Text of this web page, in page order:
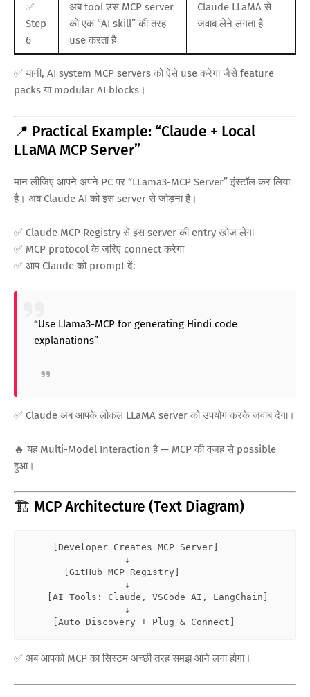
✅
Step
6
अब tool उस MCP server
को एक “AI skill” की तरह
use करता है
Claude LLaMA से
जवाब लेने लगता है
✅ यानी, AI system MCP servers को ऐसे use करेगा जैसे feature
packs या modular AI blocks।
📍 Practical Example: “Claude + Local
LLaMA MCP Server”
मान लीजिए आपने अपने PC पर “LLama3-MCP Server” इंस्टॉल कर लिया
है। अब Claude AI को इस server से जोड़ना है।
✅ Claude MCP Registry से इस server की entry खोज लेगा
✅ MCP protocol के जरिए connect करेगा
✅ आप Claude को prompt दें:
“Use Llama3-MCP for generating Hindi code
explanations”
✅ Claude अब आपके लोकल LLaMA server को उपयोग करके जवाब देगा।
🔥 यह Multi-Model Interaction है — MCP की वजह से possible
हुआ।
🏗️ MCP Architecture (Text Diagram)
Developer Creates MCP Server
GitHub MCP Registry
AI Tools: Claude, VSCode AI, LangChain
Auto Discovery + Plug & Connect
✅ अब आपको MCP का सिस्टम अच्छी तरह समझ आने लगा होगा।